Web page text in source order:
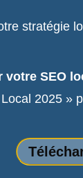
stratégie
votre SEO
2025 »